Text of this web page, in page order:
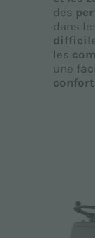
des
dans
les
une